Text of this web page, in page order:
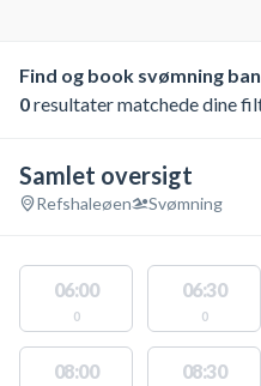
Find og book svømning
0resultater matchede dine
Samlet oversigt
Refshaleøen Svømning
06:00
0
06:30
0
08:00 08:30